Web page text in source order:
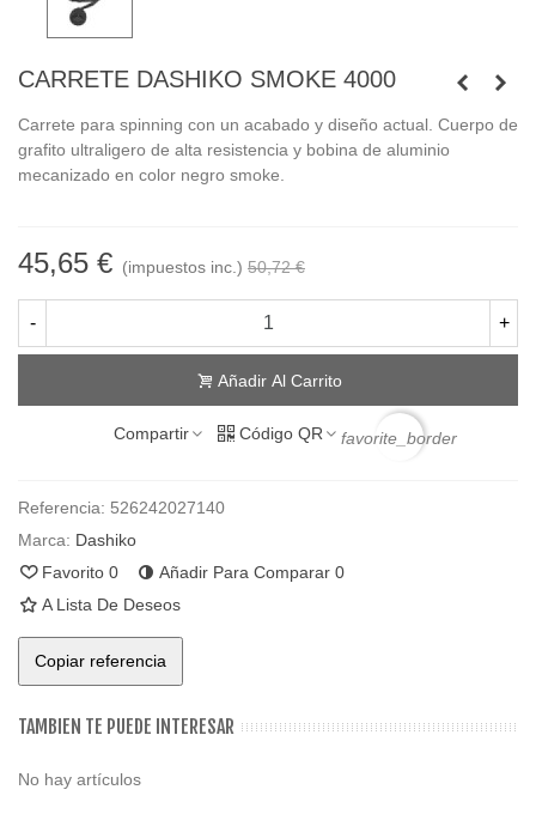
CARRETE DASHIKO SMOKE 4000
Carrete para spinning con un acabado y diseño actual. Cuerpo de
grafito ultraligero de alta resistencia y bobina de aluminio
mecanizado en color negro smoke.
45,65 € (impuestos inc.) 50,72 €
- +
Añadir Al Carrito
Compartir Código QR favorite_border
Referencia: 526242027140
Marca: Dashiko
Favorito 0 Añadir Para Comparar 0
A Lista De Deseos
Copiar referencia
TAMBIEN TE PUEDE INTERESAR
No hay artículos